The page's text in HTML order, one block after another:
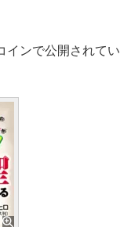
インで公開されてい